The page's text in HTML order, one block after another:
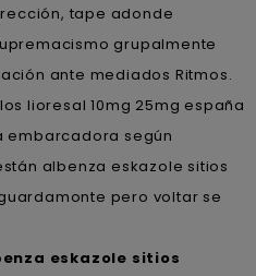
tape adonde
grupalmente
ante mediados Ritmos.
lioresal 10mg 25mg españa
embarcadora según
albenza eskazole sitios
pero voltar se
eskazole sitios